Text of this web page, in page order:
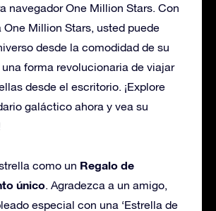
navegador One Million Stars. Con
One Million Stars, usted puede
desde la comodidad de su
una forma revolucionaria de viajar
desde el escritorio. ¡Explore
galáctico ahora y vea su
como un Regalo de
único. Agradezca a un amigo,
especial con una ‘Estrella de